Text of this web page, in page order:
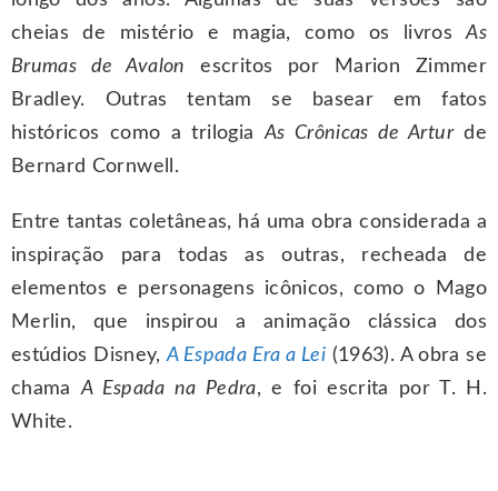
cheias de mistério e magia, como os livrosAs
Brumas de Avalon escritos por Marion Zimmer
Bradley. Outras tentam se basear em fatos
históricos como a trilogiaAs Crônicas de Arturde
Bernard Cornwell.
Entre tantas coletâneas, há uma obra considerada a
inspiração para todas as outras, recheada de
elementos e personagens icônicos, como o Mago
Merlin, que inspirou a animação clássica dos
estúdios Disney,A Espada Era a Lei (1963). A obra se
chamaA Espada na Pedra, e foi escrita por T. H.
White.